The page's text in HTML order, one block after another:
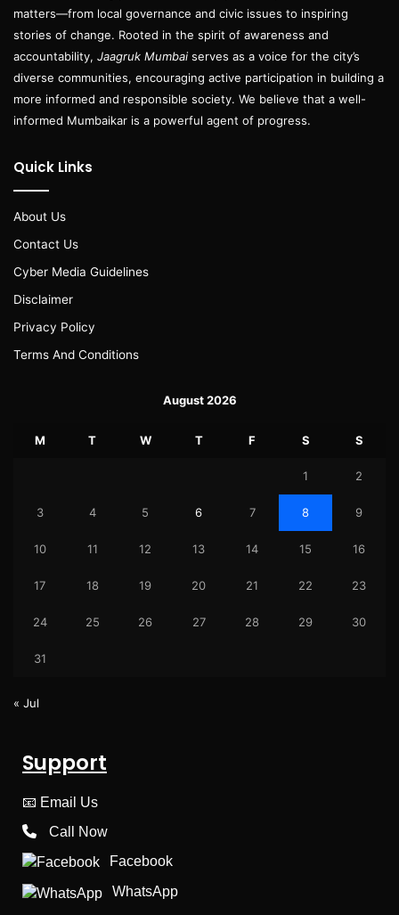
matters—from local governance and civic issues to inspiring
stories of change. Rooted in the spirit of awareness and
accountability, Jaagruk Mumbai serves as a voice for the city’s
diverse communities, encouraging active participation in building a
more informed and responsible society. We believe that a well-
informed Mumbaikar is a powerful agent of progress.
Quick Links
About Us
Contact Us
Cyber Media Guidelines
Disclaimer
Privacy Policy
Terms And Conditions
August 2026
M T W T F S S
1 2
3 4 5 6 7 8 9
10 11 12 13 14 15 16
17 18 19 20 21 22 23
24 25 26 27 28 29 30
31
« Jul
Support
📧 Email Us
Call Now
Facebook
WhatsApp